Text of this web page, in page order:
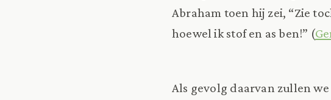
Abraham toen hij zei, “Zie
hoewel ik stof en as ben!” (
Als gevolg daarvan zullen